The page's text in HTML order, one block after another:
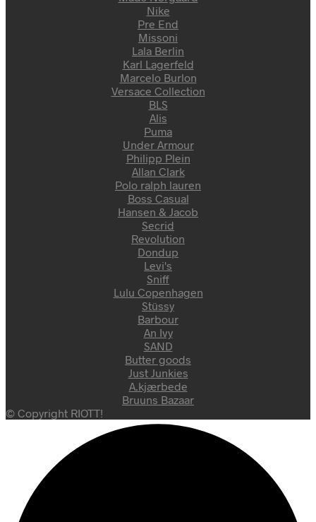
Nike
Pre End
Missoni
Lala Berlin
Karl Lagerfeld
Marcelo Burlon
Versace Collection
BLS
Alis
Puma
Under Armour
Philipp Plein
Allan Clark
Polo ralph lauren
Boss Casual
Hansen & Jacob
Secrid
Revolution
Dondup
Levi's
Sniff
Lulu Copenhagen
Stüssy
Barbour
An Ivy
SAND
Butter goods
Just Junkies
A.kjærbede
Bruuns Bazaar
© Copyright RIOTT!